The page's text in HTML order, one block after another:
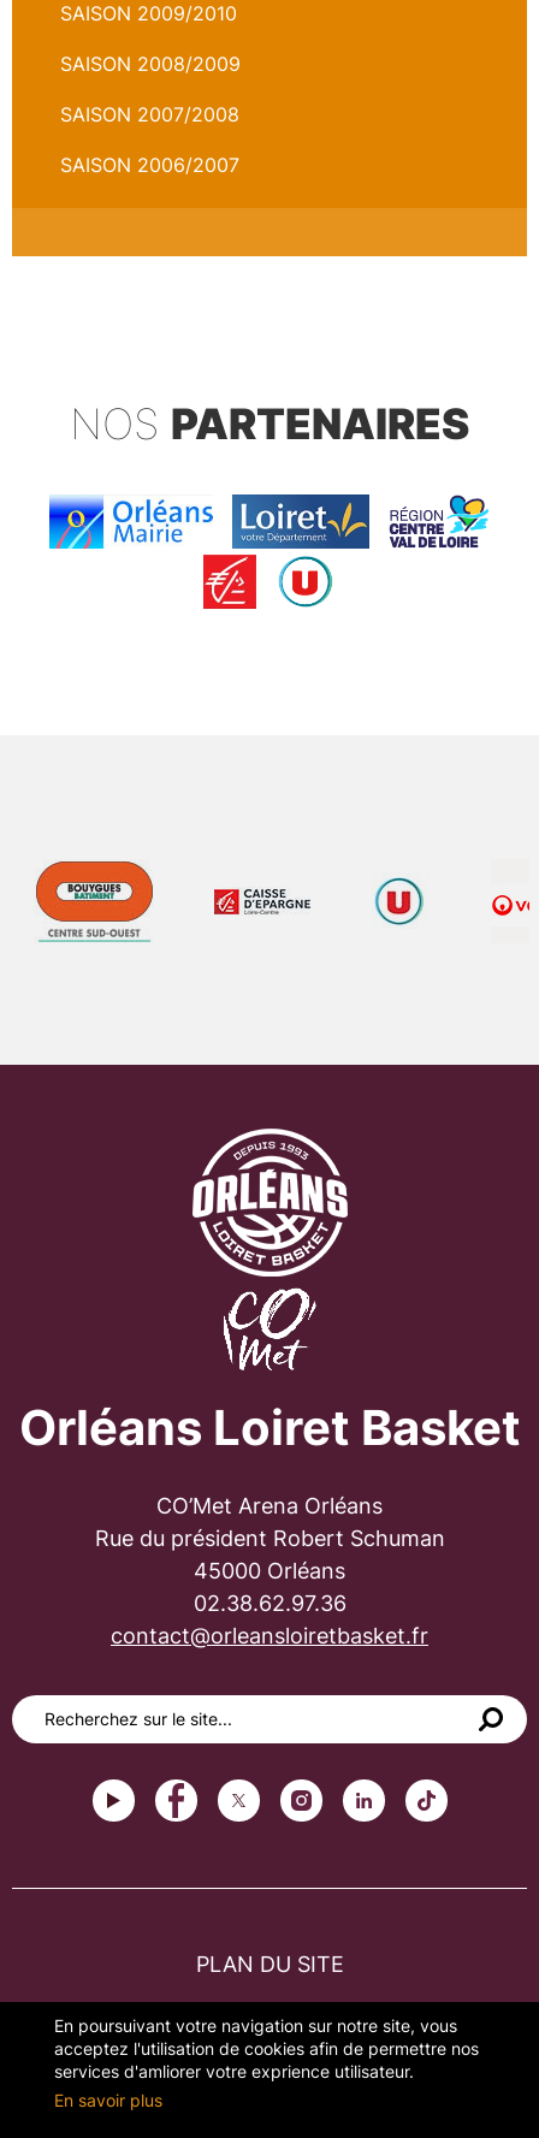
SAISON 2009/2010
SAISON 2008/2009
SAISON 2007/2008
SAISON 2006/2007
NOS PARTENAIRES
En poursuivant votre navigation sur notre site, vous
acceptez l'utilisation de cookies afin de permettre nos
services d'amliorer votre exprience utilisateur.
En savoir plus
Orléans Loiret Basket
CO’Met Arena Orléans
Rue du président Robert Schuman
45000 Orléans
02.38.62.97.36
contact@orleansloiretbasket.fr
PLAN DU SITE
MENTIONS LÉGALES
GESTION DES COOKIES